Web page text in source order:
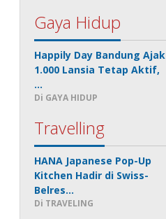
Gaya Hidup
Happily Day Bandung Ajak
1.000 Lansia Tetap Aktif,
…
Di GAYA HIDUP
Travelling
HANA Japanese Pop-Up
Kitchen Hadir di Swiss-
Belres…
Di TRAVELING